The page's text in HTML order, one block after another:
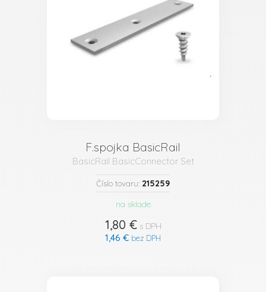
F.spojka BasicRail
BasicRail BasicConnector Set
Číslo tovaru: 215259
na sklade
1,80 €s DPH
1,46 € bez DPH